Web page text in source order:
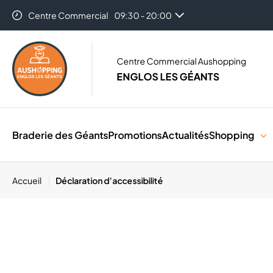
Centre Commercial 09:30 - 20:00
Centre Commercial Aushopping
ENGLOS LES GÉANTS
Braderie des GéantsPromotionsActualitésShopping
Accueil Déclaration d’accessibilité